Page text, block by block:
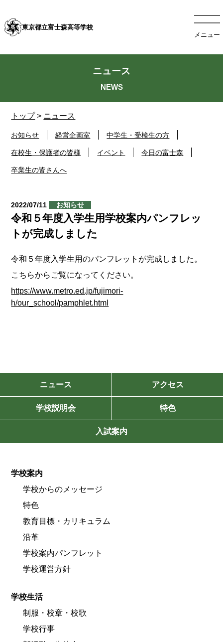
東京都立富士森高等学校
メニュー
トップ> ニュース
ニュース
お知らせ 経営企画室 中学生・受検生の方
在校生・保護者の皆様 イベント 今日の富士森
卒業生の皆さんへ
2022/07/11 お知らせ
令和５年度入学生用学校案内パンフレッ
トが完成しました
令和５年度入学生用のパンフレットが完成しました。
こちらからご覧になってください。
https://www.metro.ed.jp/fujimori-
h/our_school/pamphlet.html
ニュース アクセス
学校説明会 特色
入試案内
学校案内
学校からのメッセージ
特色
教育目標・カリキュラム
沿革
学校案内パンフレット
学校運営方針
学校生活
制服・校章・校歌
学校行事